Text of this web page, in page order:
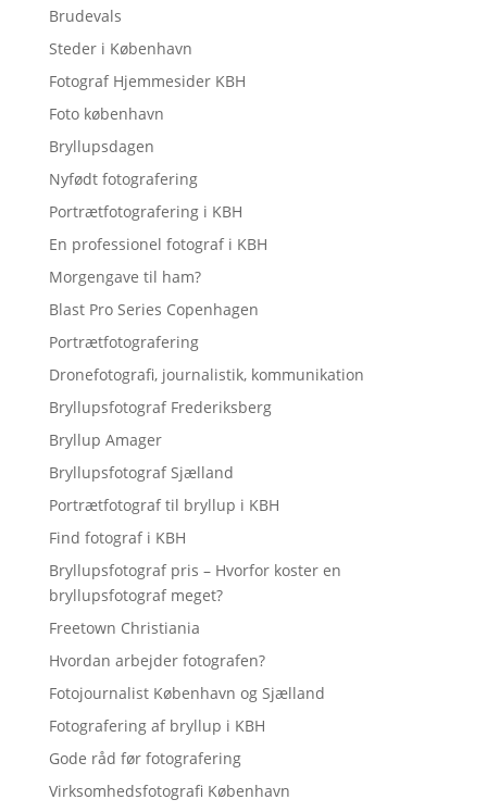
Brudevals
Steder i København
Fotograf Hjemmesider KBH
Foto københavn
Bryllupsdagen
Nyfødt fotografering
Portrætfotografering i KBH
En professionel fotograf i KBH
Morgengave til ham?
Blast Pro Series Copenhagen
Portrætfotografering
Dronefotografi, journalistik, kommunikation
Bryllupsfotograf Frederiksberg
Bryllup Amager
Bryllupsfotograf Sjælland
Portrætfotograf til bryllup i KBH
Find fotograf i KBH
Bryllupsfotograf pris – Hvorfor koster en
bryllupsfotograf meget?
Freetown Christiania
Hvordan arbejder fotografen?
Fotojournalist København og Sjælland
Fotografering af bryllup i KBH
Gode råd før fotografering
Virksomhedsfotografi København